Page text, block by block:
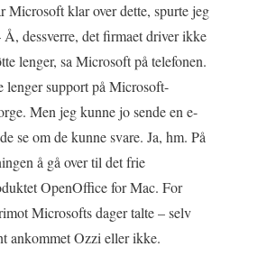
Microsoft klar over dette, spurte jeg
Å, dessverre, det firmaet driver ikke
lenger, sa Microsoft på telefonen.
lenger support på Microsoft-
Men jeg kunne jo sende en e-
se om de kunne svare. Ja, hm. På
å gå over til det frie
OpenOffice for Mac. For
Microsofts dager talte – selv
ankommet Ozzi eller ikke.